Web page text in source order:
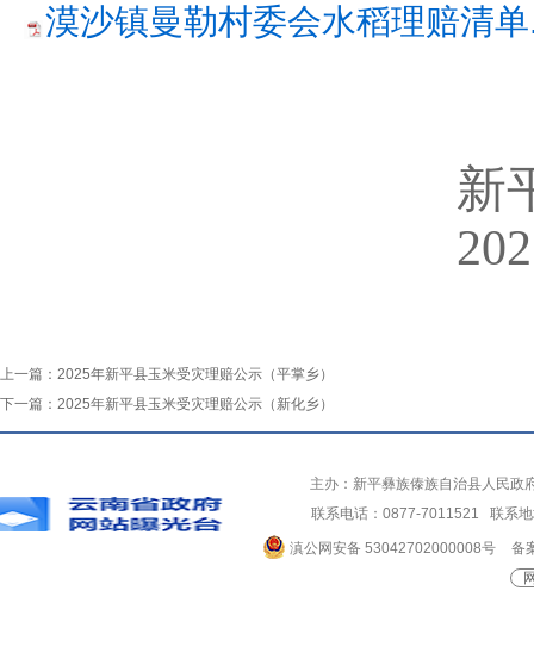
漠沙镇曼勒村委会水稻理赔清
新
202
上一篇： 2025年新平县玉米受灾理赔公示（平掌乡）
下一篇： 2025年新平县玉米受灾理赔公示（新化乡）
主办：新平彝族傣族自治县人民
联系电话：0877-7011521 联系
滇公网安备 53042702000008号
备